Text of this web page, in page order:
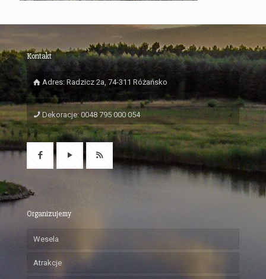
Kontakt
Adres: Radzicz 2a, 74-311 Różańsko
Dekoracje: 0048 795 000 054
Organizujemy
Wesela
Atrakcje